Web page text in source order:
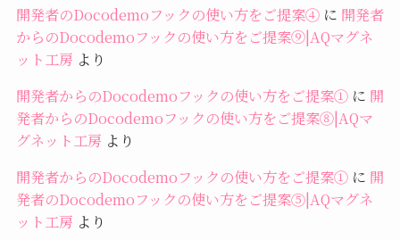
開発者のDocodemoフックの使い方をご提案④に 開発者
からのDocodemoフックの使い方をご提案⑨|AQマグネ
ット工房 より
開発者からのDocodemoフックの使い方をご提案①に 開
発者からのDocodemoフックの使い方をご提案⑧|AQマ
グネット工房 より
開発者からのDocodemoフックの使い方をご提案①に 開
発者のDocodemoフックの使い方をご提案⑤|AQマグネ
ット工房 より